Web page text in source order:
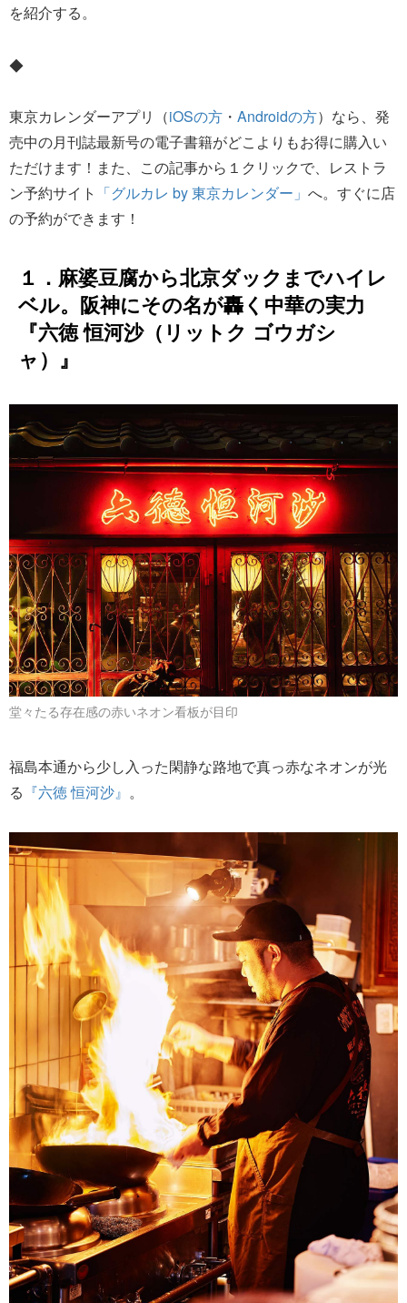
を紹介する。
◆
東京カレンダーアプリ（iOSの方 ・ Androidの方）なら、発
売中の月刊誌最新号の電子書籍がどこよりもお得に購入い
ただけます！また、この記事から１クリックで、レストラ
ン予約サイト 「グルカレ by 東京カレンダー」 へ。すぐに店
の予約ができます！
１．麻婆豆腐から北京ダックまでハイレ
ベル。阪神にその名が轟く中華の実力
『六徳 恒河沙（リットク ゴウガシ
ャ）』
堂々たる存在感の赤いネオン看板が目印
福島本通から少し入った閑静な路地で真っ赤なネオンが光
る 『六徳 恒河沙』 。